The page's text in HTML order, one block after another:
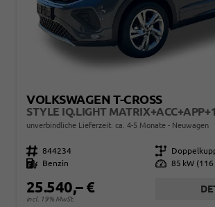
VOLKSWAGEN T-CROSS
STYLE IQ.LIGHT
unverbindliche Lieferzeit: ca. 4-5 Monate Neuwagen
Fahrzeugnr. 844234 Getriebe
Kraftstoff
Benzin Leistung 85 kW (116
25.540,– €
incl. 19% MwSt.